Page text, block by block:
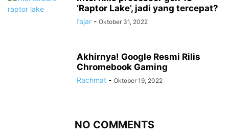
‘Raptor Lake’, jadi yang tercepat?
fajar - Oktober 31, 2022
Akhirnya! Google Resmi Rilis
Chromebook Gaming
Rachmat - Oktober 19, 2022
NO COMMENTS